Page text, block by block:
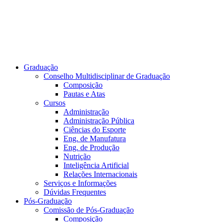
Graduação
Conselho Multidisciplinar de Graduação
Composição
Pautas e Atas
Cursos
Administração
Administração Pública
Ciências do Esporte
Eng. de Manufatura
Eng. de Produção
Nutrição
Inteligência Artificial
Relações Internacionais
Serviços e Informações
Dúvidas Frequentes
Pós-Graduação
Comissão de Pós-Graduação
Composição